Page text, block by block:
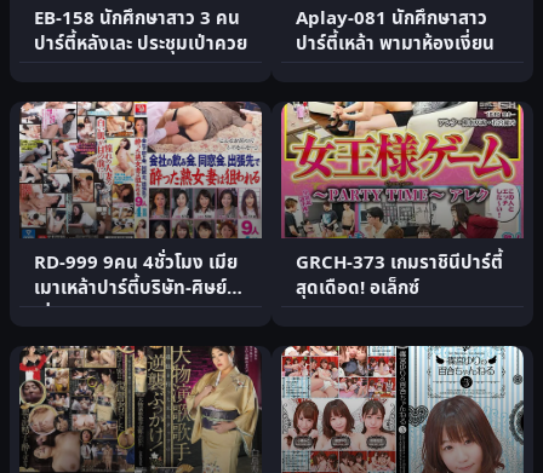
EB-158 นักศึกษาสาว 3 คน
ปาร์ตี้หลังเละ ประชุมเป่าควย
Aplay-081 นักศึกษาสาว
ปาร์ตี้เหล้า พามาห้องเงี่ยน
RD-999 9คน 4ชั่วโมง เมีย
เมาเหล้าปาร์ตี้บริษัท-ศิษย์
เก่า
GRCH-373 เกมราชินีปาร์ตี้
สุดเดือด! อเล็กซ์